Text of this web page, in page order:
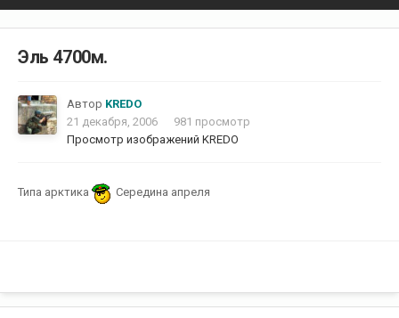
Эль 4700м.
Автор KREDO
21 декабря, 2006
981 просмотр
Просмотр изображений KREDO
Типа арктика Середина апреля